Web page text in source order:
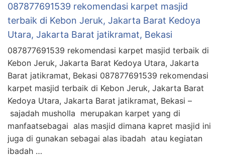
087877691539 rekomendasi karpet masjid
terbaik di Kebon Jeruk, Jakarta Barat Kedoya
Utara, Jakarta Barat jatikramat, Bekasi
087877691539 rekomendasi karpet masjid terbaik di
Kebon Jeruk, Jakarta Barat Kedoya Utara, Jakarta
Barat jatikramat, Bekasi 087877691539 rekomendasi
karpet masjid terbaik di Kebon Jeruk, Jakarta Barat
Kedoya Utara, Jakarta Barat jatikramat, Bekasi –
sajadah musholla merupakan karpet yang di
manfaatsebagai alas masjid dimana kapret masjid ini
juga di gunakan sebagai alas ibadah atau kegiatan
ibadah …